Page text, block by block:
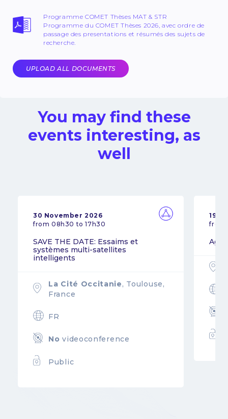
Programme COMET Thèses MAT & STR
Programme du COMET Thèses 2026, avec ordre de
passage des presentations et résumés des sujets de
recherche.
UPLOAD ALL DOCUMENTS
You may find these
events interesting, as
well
30 November 2026
from 08h30 to 17h30
SAVE THE DATE: Essaims et
systèmes multi-satellites
intelligents
La Cité Occitanie, Toulouse,
France
FR
No videoconference
Public
19
from